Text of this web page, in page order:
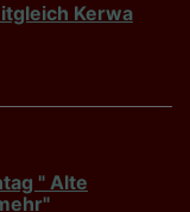
Kerwa
" Alte